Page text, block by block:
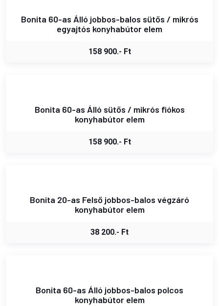
Bonita 60-as Álló jobbos-balos sütős / mikrós
egyajtós konyhabútor elem
158 900.- Ft
Bonita 60-as Álló sütős / mikrós fiókos
konyhabútor elem
158 900.- Ft
Bonita 20-as Felső jobbos-balos végzáró
konyhabútor elem
38 200.- Ft
Bonita 60-as Álló jobbos-balos polcos
konyhabútor elem